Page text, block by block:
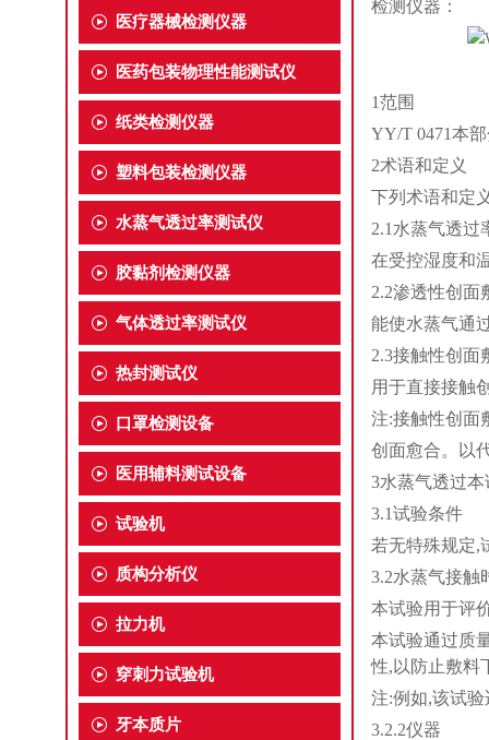
医疗器械检测仪器
医药包装物理性能测试仪
纸类检测仪器
塑料包装检测仪器
水蒸气透过率测试仪
胶黏剂检测仪器
气体透过率测试仪
热封测试仪
口罩检测设备
医用辅料测试设备
试验机
质构分析仪
拉力机
穿刺力试验机
牙本质片
检测仪器：
1范围
YY/T 0471本
2术语和定义
下列术语和定
2.1水蒸气透过
在受控湿度和
2.2渗透性创面
能使水蒸气通
2.3接触性创面
用于直接接触
注:接触性创面
创面愈合。以
3水蒸气透过
3.1试验条件
若无特殊规定,
3.2水蒸气接触
本试验用于评
本试验通过质
性,以防止敷料
注:例如,该试
3.2.2仪器